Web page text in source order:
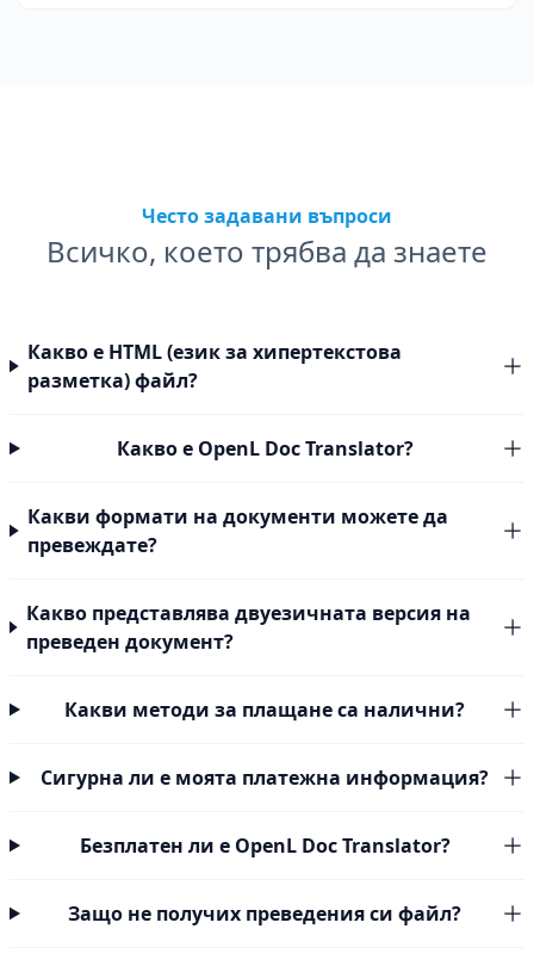
Често задавани въпроси
Всичко, което трябва да знаете
Какво е HTML (език за хипертекстова
разметка) файл?
Какво е OpenL Doc Translator?
Какви формати на документи можете да
превеждате?
Какво представлява двуезичната версия на
преведен документ?
Какви методи за плащане са налични?
Сигурна ли е моята платежна информация?
Безплатен ли е OpenL Doc Translator?
Защо не получих преведения си файл?